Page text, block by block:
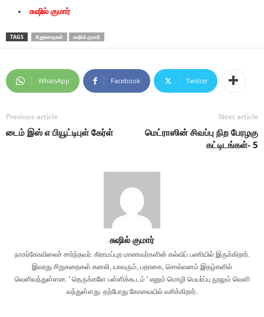
சுஷில் குமார்
TAGS சிறுகதைகள் சுஷில் குமார்
WhatsApp Facebook Twitter
Previous article
டைம் இஸ் எ பியூட்டிபுள் கேர்ள்
Next article
மெட்ராஸின் சிவப்பு நிற பேரழகு
கட்டிடங்கள்- 5
சுஷில் குமார்
நாகர்கோவிலைச் சார்ந்தவர். கிராமப்புற மாணவர்களின் கல்விப் பணியில் இருக்கிறார்.
இவரது சிறுகதைகள் கனலி, யாவரும், பதாகை, சொல்வனம் இதழ்களில்
வெளிவந்துள்ளன. ' தெருக்களே பள்ளிக்கூடம் ' எனும் மொழி பெயர்ப்பு நூலும் வெளி
வந்துள்ளது. தற்போது கோவையில் வசிக்கிறார்.